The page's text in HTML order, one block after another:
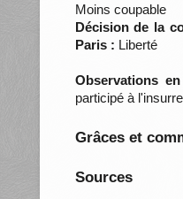
Moins coupable
Décision de la
Paris : Liberté
Observations
participé à
Grâces et
Sources